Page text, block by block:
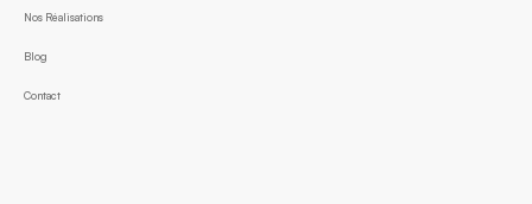
Nos Réalisations
Blog
Contact